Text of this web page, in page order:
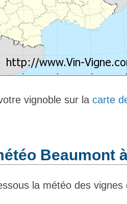
vignoble sur la carte
Beaumont
la météo des